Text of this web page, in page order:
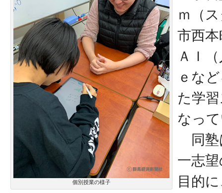
個別授業の様子
ｍ（
市西
ＡＩ
ｅな
た学
なっ
同塾
一志
目的